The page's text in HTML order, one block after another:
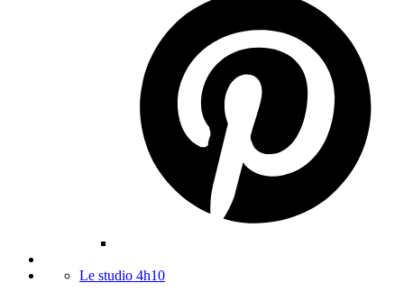
Le studio 4h10